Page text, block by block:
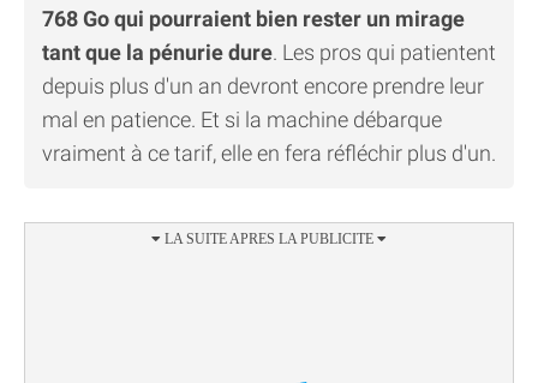
768 Go qui pourraient bien rester un mirage
tant que la pénurie dure. Les pros qui patientent
depuis plus d'un an devront encore prendre leur
mal en patience. Et si la machine débarque
vraiment à ce tarif, elle en fera réfléchir plus d'un.